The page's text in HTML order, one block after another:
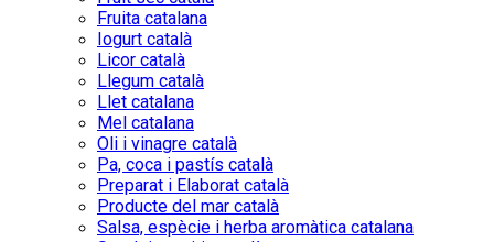
Fruita catalana
Iogurt català
Licor català
Llegum català
Llet catalana
Mel catalana
Oli i vinagre català
Pa, coca i pastís català
Preparat i Elaborat català
Producte del mar català
Salsa, espècie i herba aromàtica catalana